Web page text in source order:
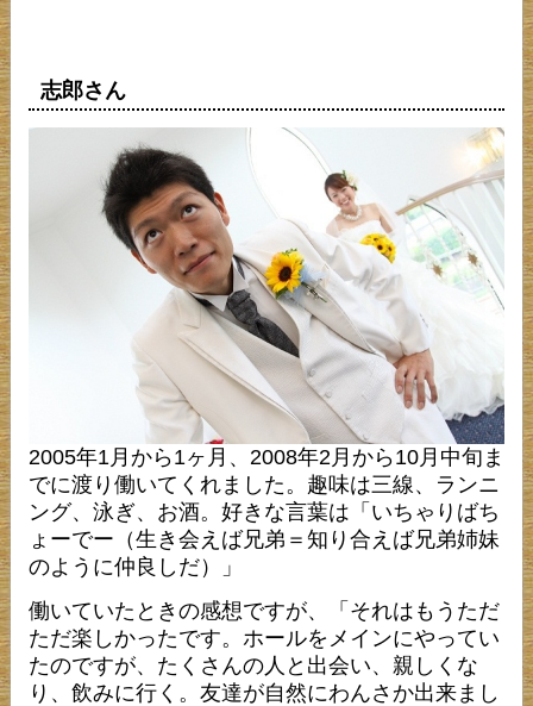
志郎さん
2005年1月から1ヶ月、2008年2月から10月中旬ま
でに渡り働いてくれました。趣味は三線、ランニ
ング、泳ぎ、お酒。好きな言葉は「いちゃりばち
ょーでー（生き会えば兄弟＝知り合えば兄弟姉妹
のように仲良しだ）」
働いていたときの感想ですが、「それはもうただ
ただ楽しかったです。ホールをメインにやってい
たのですが、たくさんの人と出会い、親しくな
り、飲みに行く。友達が自然にわんさか出来まし